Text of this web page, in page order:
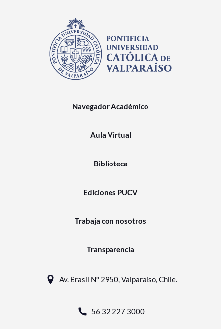
Navegador Académico
Aula Virtual
Biblioteca
Ediciones PUCV
Trabaja con nosotros
Transparencia
Av. Brasil N° 2950, Valparaíso, Chile.
56 32 227 3000